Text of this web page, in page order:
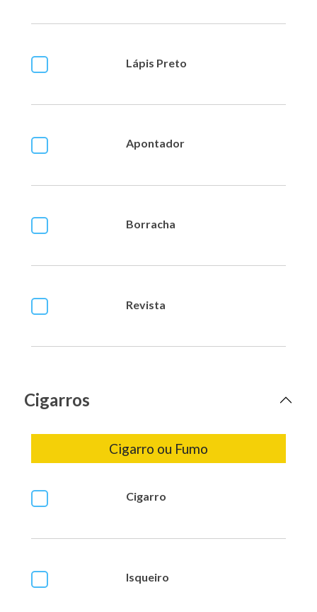
Lápis Preto
Apontador
Borracha
Revista
Cigarros
Cigarro ou Fumo
Cigarro
Isqueiro